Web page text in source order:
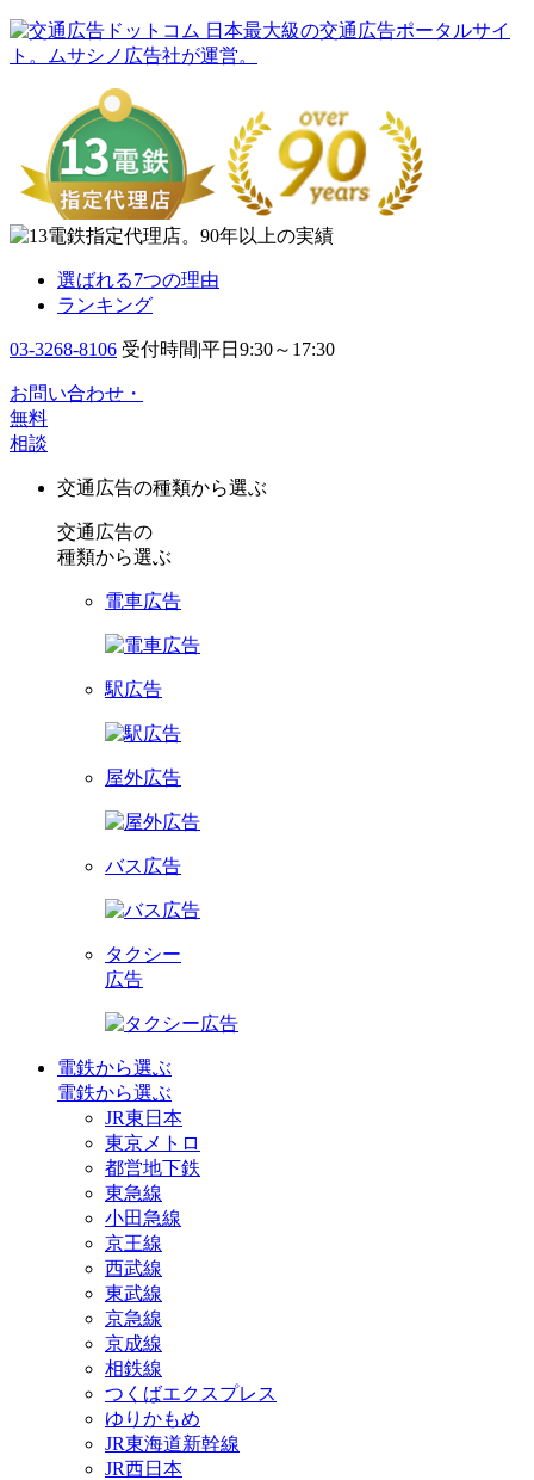
日本最大級の交通広告ポータルサイ
ト。ムサシノ広告社が運営。
選ばれる7つの理由
ランキング
03-3268-8106 受付時間|平日9:30～17:30
お問い合わせ・
無料
相談
交通広告の種類から選ぶ
交通広告の
種類から選ぶ
電車広告
駅広告
屋外広告
バス広告
タクシー
広告
電鉄から選ぶ
電鉄から選ぶ
JR東日本
東京メトロ
都営地下鉄
東急線
小田急線
京王線
西武線
東武線
京急線
京成線
相鉄線
つくばエクスプレス
ゆりかもめ
JR東海道新幹線
JR西日本